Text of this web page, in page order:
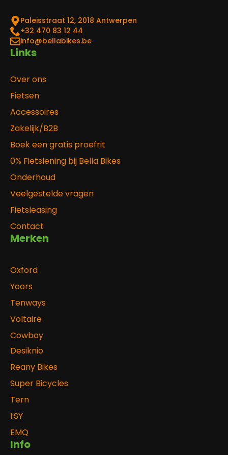
Paleisstraat 12, 2018 Antwerpen
‎+32 470 83 12 44
info@bellabikes.be
Links
Over ons
Fietsen
Accessoires
Zakelijk/B2B
Boek een gratis proefrit
0% Fietslening bij Bella Bikes
Onderhoud
Veelgestelde vragen
Fietsleasing
Contact
Merken
Oxford
Yoors
Tenways
Voltaire
Cowboy
Desiknio
Reany Bikes
Super Bicycles
Tern
I:SY
EMQ
Info